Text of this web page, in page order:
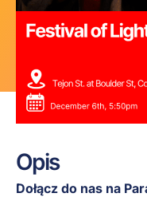
Opis
Dołącz do nas na